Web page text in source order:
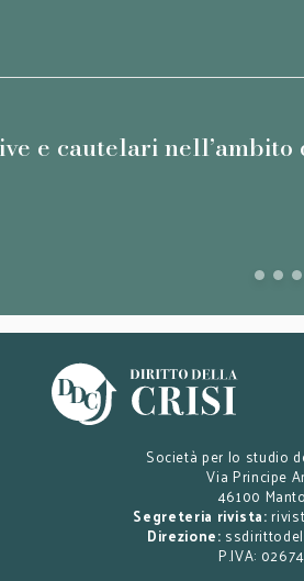
e cautelari
Società per lo studio
Via Principe
46100
Segreteria rivista:
Direzione:
P.IVA: